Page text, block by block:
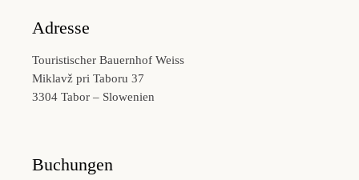
Adresse
Touristischer Bauernhof Weiss
Miklavž pri Taboru 37
3304 Tabor – Slowenien
Buchungen